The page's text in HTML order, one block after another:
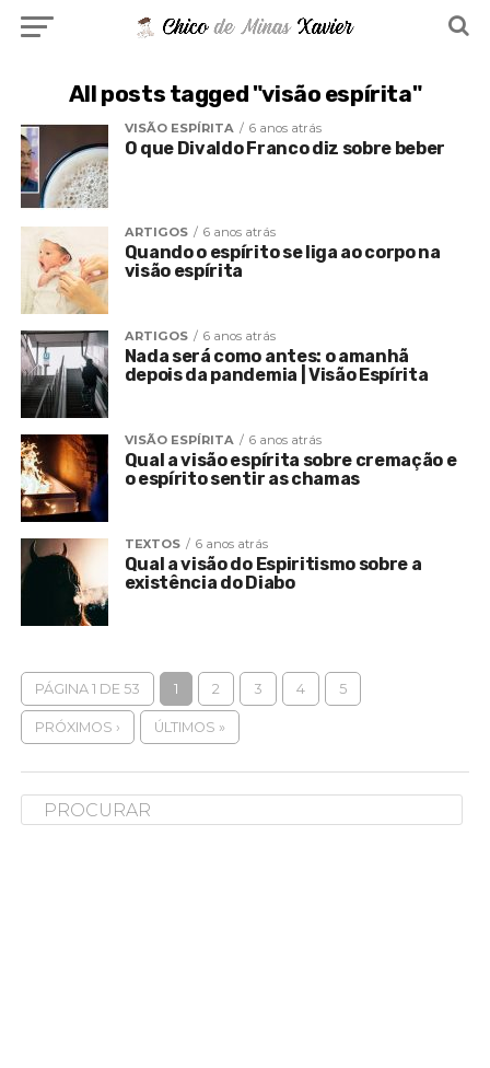
All posts tagged "visão espírita"
VISÃO ESPÍRITA 6 anos atrás
O que Divaldo Franco diz sobre beber
ARTIGOS 6 anos atrás
Quando o espírito se liga ao corpo na
visão espírita
ARTIGOS 6 anos atrás
Nada será como antes: o amanhã
depois da pandemia | Visão Espírita
VISÃO ESPÍRITA 6 anos atrás
Qual a visão espírita sobre cremação e
o espírito sentir as chamas
TEXTOS 6 anos atrás
Qual a visão do Espiritismo sobre a
existência do Diabo
PÁGINA 1 DE 53 1 2 3 4 5
PRÓXIMOS › ÚLTIMOS »